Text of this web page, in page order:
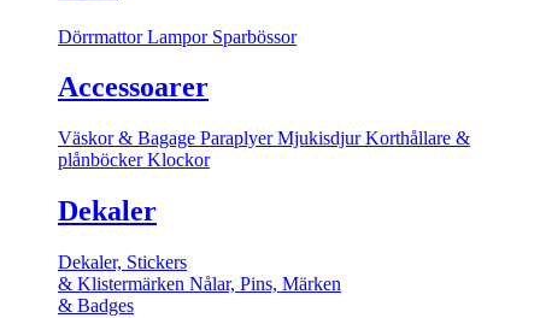
DörrmattorLampor Sparbössor
Accessoarer
Väskor & Bagage ParaplyerMjukisdjurKorthållare &
plånböckerKlockor
Dekaler
Dekaler, Stickers
& Klistermärken Nålar, Pins, Märken
& Badges